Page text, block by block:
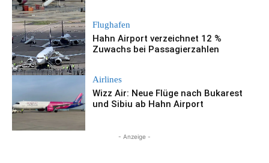
Flughafen
Hahn Airport verzeichnet 12 %
Zuwachs bei Passagierzahlen
Airlines
Wizz Air: Neue Flüge nach Bukarest
und Sibiu ab Hahn Airport
- Anzeige -